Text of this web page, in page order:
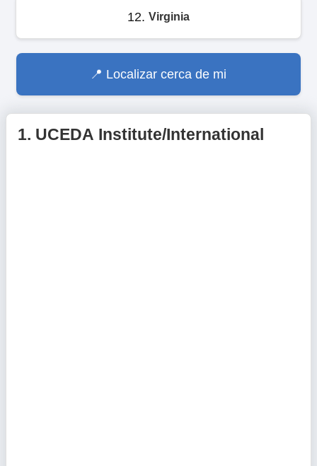
12. Virginia
Localizar cerca de mi
1. UCEDA Institute/International